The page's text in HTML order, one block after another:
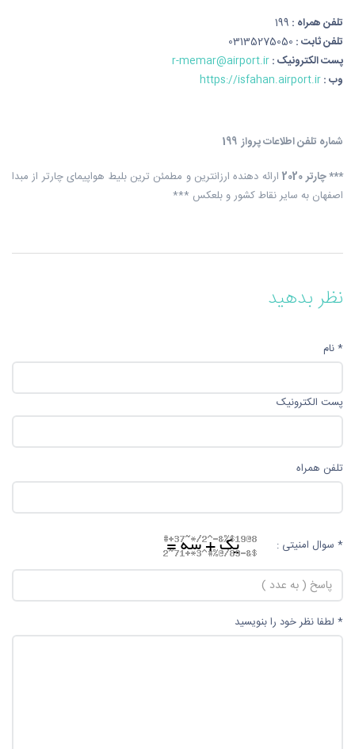
تلفن همراه : 199
تلفن ثابت : 03135275050
پست الکترونیک :r-memar@airport.ir
وب :https://isfahan.airport.ir
شماره تلفن اطلاعات پرواز 199
*** چارتر 2020
ارائه دهنده ارزانترین و مطمئن ترین بلیط هواپیمای چارتر از مبدا
اصفهان به سایر نقاط کشور و بلعکس ***
نظر بدهید
* نام
پست الکترونیک
تلفن همراه
* سوال امنیتی :
* لطفا نظر خود را بنویسید